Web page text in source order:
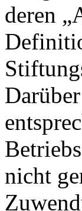
deren
nicht